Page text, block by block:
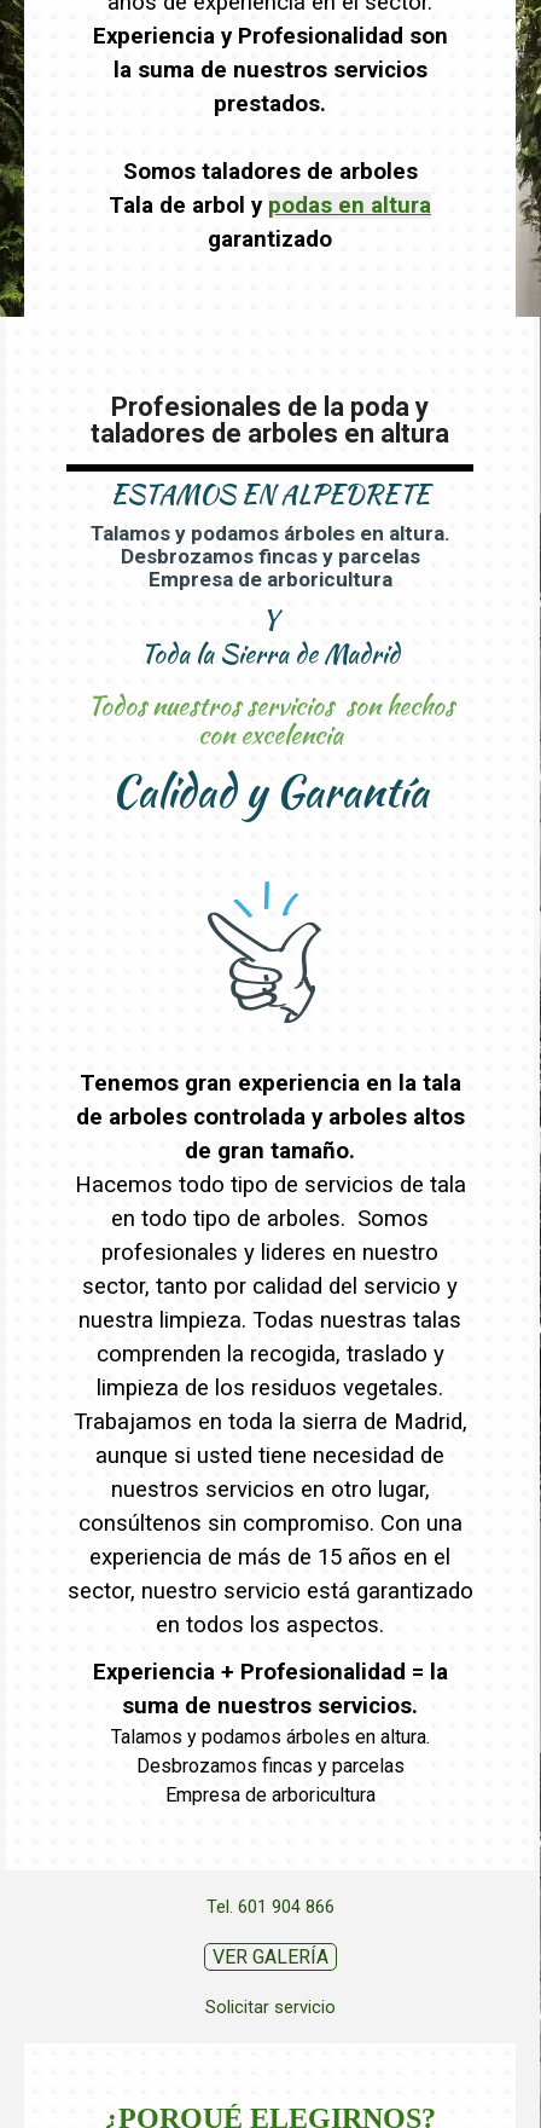
Experiencia y Profesionalidad son
la suma de nuestros servicios
prestados.
Somos taladores de arboles
Tala de arbol y podas en altura
garantizado
Profesionales de la poda y
taladores de arboles en altura
ESTAMOS ENALPEDRETE
Talamos y podamos árboles en altura.
Desbrozamos fincas y parcelas
Empresa de arboricultura
Y
Toda la Sierra de Madrid
Todos nuestros servicios son hechos
con excelencia
Calidad y Garantía
Tenemos gran experiencia en la tala
de arboles controlada y arboles altos
de gran tamaño.
Hacemos todo tipo de servicios de tala
en todo tipo de arboles. Somos
profesionales y lideres en nuestro
sector, tanto por calidad del servicio y
nuestra limpieza. Todas nuestras talas
comprenden la recogida, traslado y
limpieza de los residuos vegetales.
Trabajamos en toda la sierra de Madrid,
aunque si usted tiene necesidad de
nuestros servicios en otro lugar,
consúltenos sin compromiso. Con una
experiencia de más de 15 años en el
sector, nuestro servicio está garantizado
en todos los aspectos.
Experiencia + Profesionalidad = la
suma de nuestros servicios.
Talamos y podamos árboles en altura.
Desbrozamos fincas y parcelas
Empresa de arboricultura
Tel. 601 904 866
VER GALERÍA
Solicitar servicio
¿PORQUÉ ELEGIRNOS?